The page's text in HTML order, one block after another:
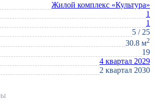
Жилой комплекс «Культура»
1
1
5 / 25
30.8 м2
19
4 квартал 2029
2 квартал 2030